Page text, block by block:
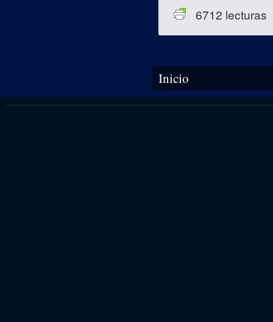
6712 lecturas
Se encuentra usted aquí
Inicio